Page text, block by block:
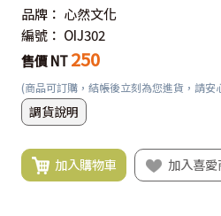
品牌： 心然文化
編號： OIJ302
售價 NT 250
(商品可訂購，結帳後立刻為您進貨，請安
調貨說明
加入購物車 加入喜